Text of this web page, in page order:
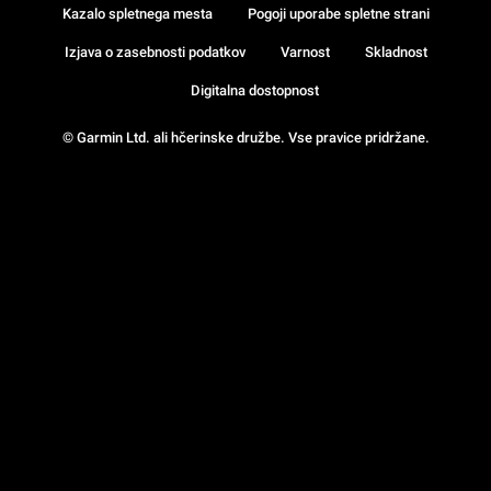
© Garmin Ltd. ali hčerinske družbe. Vse pravice pridržane.
Kazalo spletnega mesta Pogoji uporabe spletne strani
Izjava o zasebnosti podatkov Varnost Skladnost
Digitalna dostopnost